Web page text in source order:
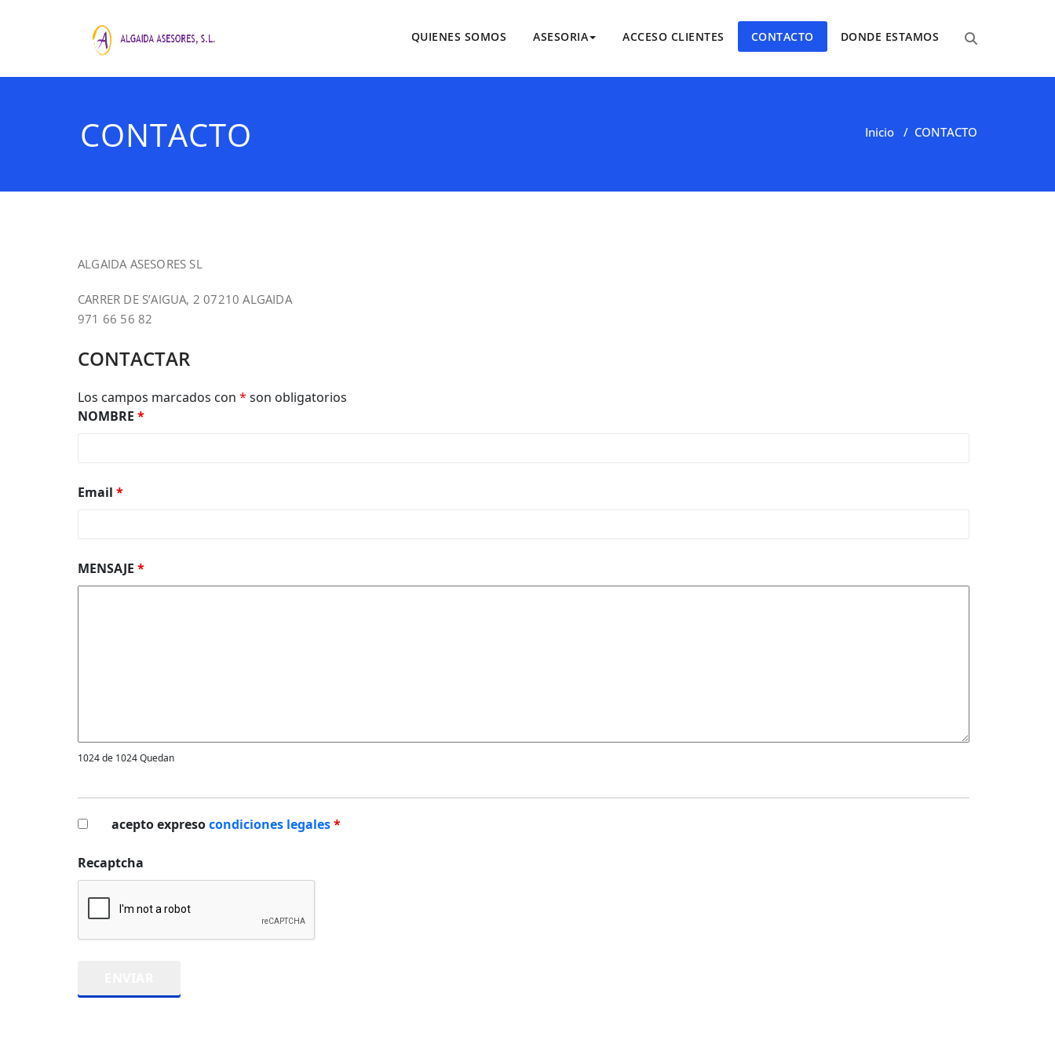
QUIENES SOMOS ASESORIA ACCESO CLIENTES CONTACTO DONDE ESTAMOS
CONTACTO Inicio / CONTACTO
ALGAIDA ASESORES SL
CARRER DE S’AIGUA, 2 07210 ALGAIDA
971 66 56 82
CONTACTAR
Los campos marcados con * son obligatorios
NOMBRE *
Email *
MENSAJE *
1024 de 1024 Quedan
acepto expresocondiciones legales*
Recaptcha